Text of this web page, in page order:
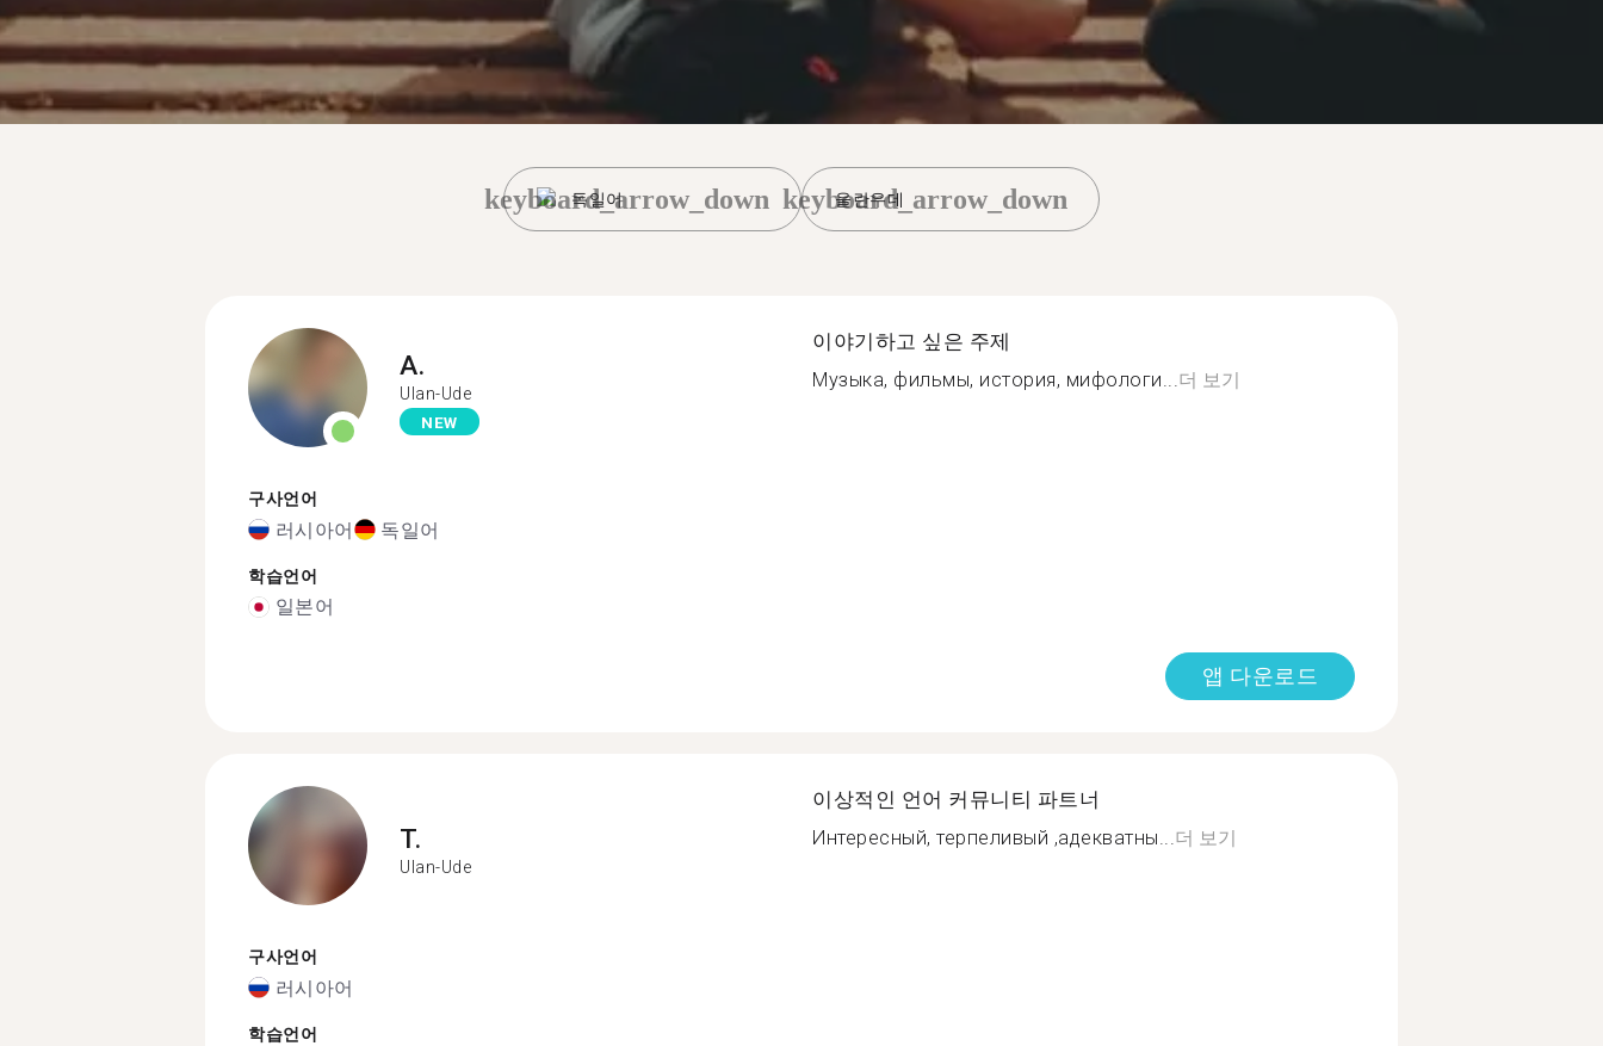
독일어
keyboard_arrow_down 울란우데
keyboard_arrow_down
A.
Ulan-Ude
NEW
구사언어
러시아어 독일어
학습언어
일본어
이야기하고 싶은 주제
Музыка, фильмы, история, мифологи...더 보기
앱 다운로드
T.
Ulan-Ude
구사언어
러시아어
학습언어
이상적인 언어 커뮤니티 파트너
Интересный, терпеливый ,адекватны...더 보기